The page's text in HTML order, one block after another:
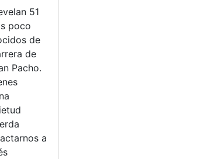
51
poco
de
de
Pacho.
a